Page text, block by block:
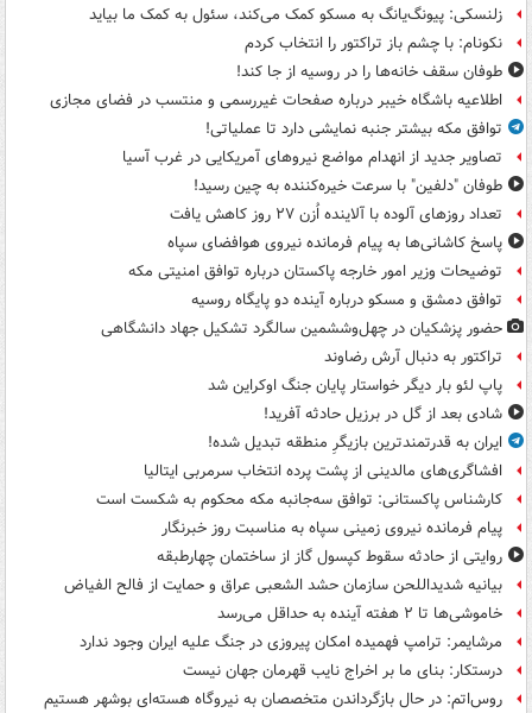
زلنسکی: پیونگ‌یانگ به مسکو کمک می‌کند، سئول به کمک ما بیاید
نکونام: با چشم باز تراکتور را انتخاب کردم
طوفان سقف خانه‌ها را در روسیه از جا ‌کند!
اطلاعیه باشگاه خیبر درباره صفحات غیررسمی و منتسب در فضای مجازی
توافق مکه بیشتر جنبه نمایشی دارد تا عملیاتی!
تصاویر جدید از انهدام مواضع نیروهای آمریکایی در غرب آسیا
طوفان "دلفین" با سرعت خیره‌کننده به چین رسید!
تعداد روزهای آلوده با آلاینده اُزن ۲۷ روز کاهش یافت
پاسخ کاشانی‌ها به پیام فرمانده نیروی هوافضای سپاه
توضیحات وزیر امور خارجه پاکستان درباره توافق امنیتی مکه
توافق دمشق و مسکو درباره آینده دو پایگاه روسیه
حضور پزشکیان در چهل‌وششمین سالگرد تشکیل جهاد دانشگاهی
تراکتور به دنبال آرش رضاوند
پاپ لئو بار دیگر خواستار پایان جنگ اوکراین شد
شادی بعد از گل در برزیل حادثه آفرید!
ایران به قدرتمندترین بازیگرِ منطقه تبدیل شده!
افشاگری‌های مالدینی از پشت پرده انتخاب سرمربی ایتالیا
کارشناس پاکستانی: توافق سه‌جانبه مکه محکوم به شکست است
پیام فرمانده نیروی زمینی سپاه به مناسبت روز خبرنگار
روایتی از حادثه سقوط کپسول گاز از ساختمان چهارطبقه
بیانیه شدیداللحن سازمان حشد الشعبی عراق و حمایت از فالح الفیاض
خاموشی‌ها تا ۲ هفته آینده به حداقل می‌رسد
مرشایمر: ترامپ فهمیده امکان پیروزی در جنگ علیه ایران وجود ندارد
درستکار: بنای ما بر اخراج نایب قهرمان جهان نیست
روس‌اتم: در حال بازگرداندن متخصصان به نیروگاه هسته‌ای بوشهر هستیم